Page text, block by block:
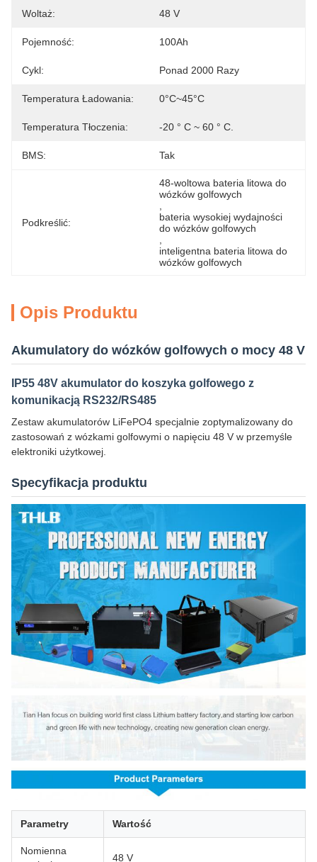
Woltaż: 48 V
Pojemność: 100Ah
Cykl: Ponad 2000 Razy
Temperatura Ładowania: 0°C~45°C
Temperatura Tłoczenia: -20 ° C ~ 60 ° C.
BMS: Tak
Podkreślić:
48-woltowa bateria litowa do
wózków golfowych
bateria wysokiej wydajności
do wózków golfowych
inteligentna bateria litowa do
wózków golfowych
Opis Produktu
Akumulatory do wózków golfowych o mocy 48 V
IP55 48V akumulator do koszyka golfowego z
komunikacją RS232/RS485
Zestaw akumulatorów LiFePO4 specjalnie zoptymalizowany do
zastosowań z wózkami golfowymi o napięciu 48 V w przemyśle
elektroniki użytkowej.
Specyfikacja produktu
Parametry Wartość
Nomienna
48 V